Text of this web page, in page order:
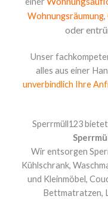
Wohnungsräumung,
oder
Unser
alles aus einer
unverbindlich Ihre
Sperrmüll123
Wir entsorgen
Kühlschrank,
und Kleinmöbel,
Bettmatratzen,